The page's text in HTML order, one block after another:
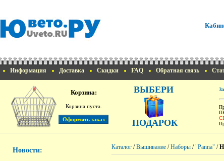
Информация Доставка Скидки FAQ Обратная связь
Корзина:
Корзина пуста.
ВЫБЕРИ
ПОДАРОК
Новости: Каталог /Вышивание /Наборы /"Panna" /